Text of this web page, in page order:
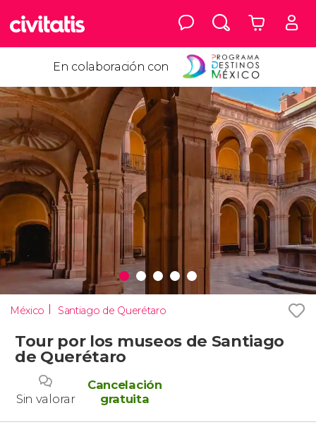
En colaboración con
México Santiago de Querétaro
Tour por los museos de Santiago
de Querétaro
Sin valorar
Cancelación
gratuita